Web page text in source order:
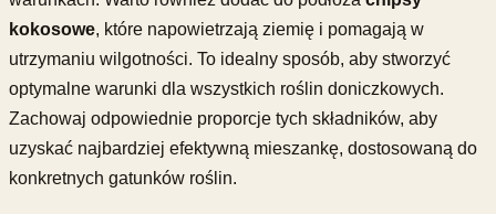
kokosowe, które napowietrzają ziemię i pomagają w
utrzymaniu wilgotności. To idealny sposób, aby stworzyć
optymalne warunki dla wszystkich roślin doniczkowych.
Zachowaj odpowiednie proporcje tych składników, aby
uzyskać najbardziej efektywną mieszankę, dostosowaną do
konkretnych gatunków roślin.